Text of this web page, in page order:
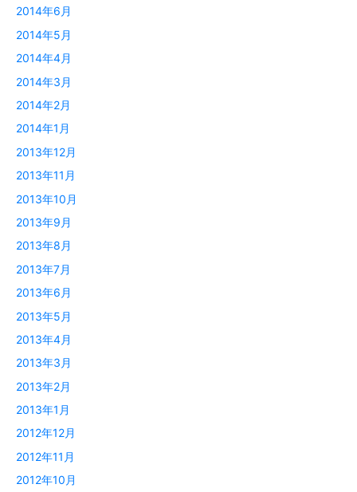
2014年6月
2014年5月
2014年4月
2014年3月
2014年2月
2014年1月
2013年12月
2013年11月
2013年10月
2013年9月
2013年8月
2013年7月
2013年6月
2013年5月
2013年4月
2013年3月
2013年2月
2013年1月
2012年12月
2012年11月
2012年10月